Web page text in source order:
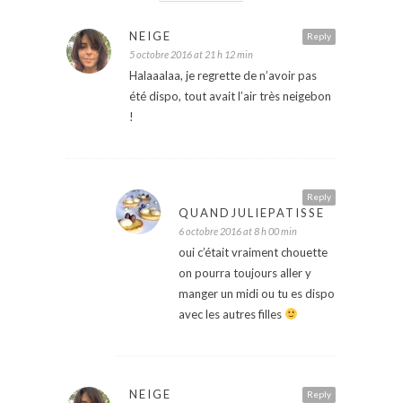
Reply
NEIGE
5 octobre 2016 at 21 h 12 min
Halaaalaa, je regrette de n’avoir pas
été dispo, tout avait l’air très neigebon
!
Reply
QUANDJULIEPATISSE
6 octobre 2016 at 8 h 00 min
oui c’était vraiment chouette
on pourra toujours aller y
manger un midi ou tu es dispo
avec les autres filles
Reply
NEIGE